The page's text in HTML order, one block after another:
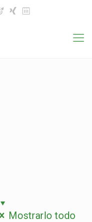
Mostrarlo todo